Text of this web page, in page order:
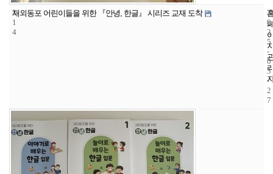
3
1
4
재외동포 어린이들을 위한 『안녕, 한글』 시리즈 교재 도착
2
0
2
5
-
0
3
-
2
7